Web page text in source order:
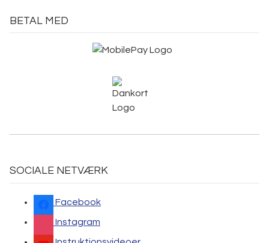
BETAL MED
SOCIALE NETVÆRK
Facebook
Instagram